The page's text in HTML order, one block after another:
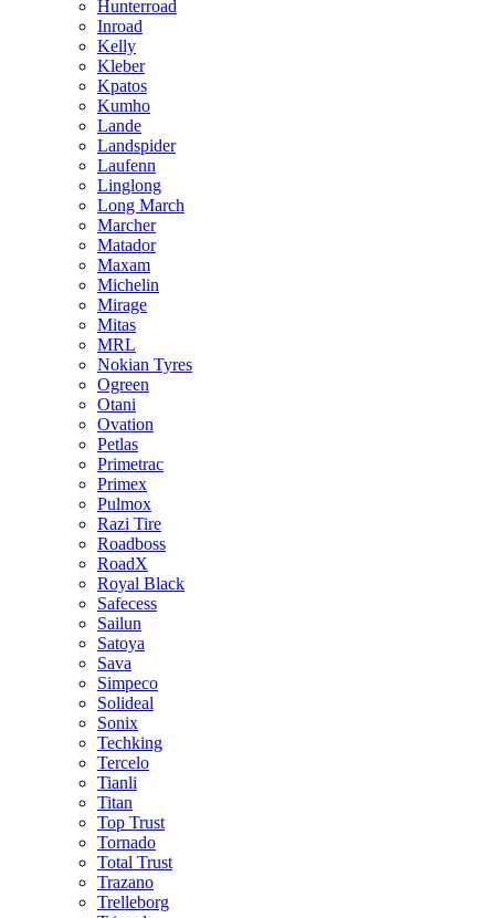
Hunterroad
Inroad
Kelly
Kleber
Kpatos
Kumho
Lande
Landspider
Laufenn
Linglong
Long March
Marcher
Matador
Maxam
Michelin
Mirage
Mitas
MRL
Nokian Tyres
Ogreen
Otani
Ovation
Petlas
Primetrac
Primex
Pulmox
Razi Tire
Roadboss
RoadX
Royal Black
Safecess
Sailun
Satoya
Sava
Simpeco
Solideal
Sonix
Techking
Tercelo
Tianli
Titan
Top Trust
Tornado
Total Trust
Trazano
Trelleborg